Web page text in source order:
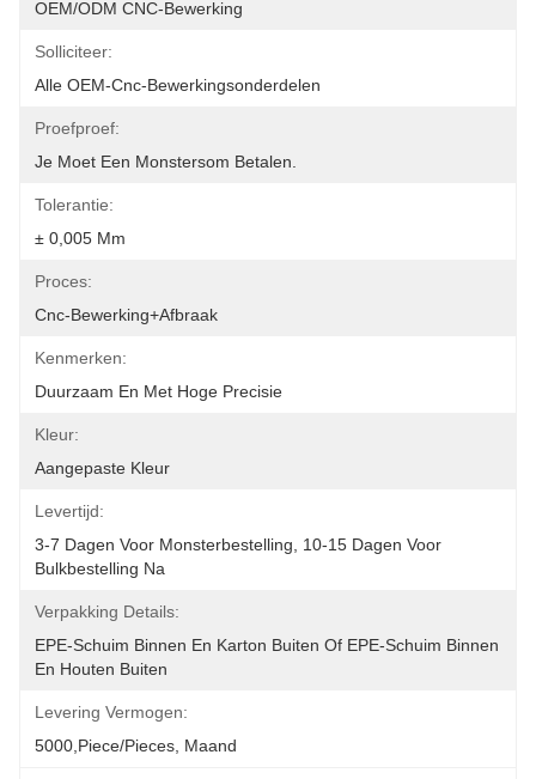
OEM/ODM CNC-Bewerking
Solliciteer:
Alle OEM-Cnc-Bewerkingsonderdelen
Proefproef:
Je Moet Een Monstersom Betalen.
Tolerantie:
± 0,005 Mm
Proces:
Cnc-Bewerking+afbraak
Kenmerken:
Duurzaam En Met Hoge Precisie
Kleur:
Aangepaste Kleur
Levertijd:
3-7 Dagen Voor Monsterbestelling, 10-15 Dagen Voor
Bulkbestelling Na
Verpakking Details:
EPE-Schuim Binnen En Karton Buiten Of EPE-Schuim Binnen
En Houten Buiten
Levering Vermogen:
5000,Piece/Pieces, Maand